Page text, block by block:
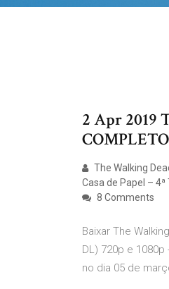
2 Apr 2019
The Walking
Casa de Papel –
8 Comments
Baixar The
DL) 720p e
no dia 05 de